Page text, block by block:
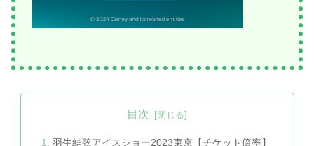
目次
羽生結弦アイスショー2023東京【チケット倍率】